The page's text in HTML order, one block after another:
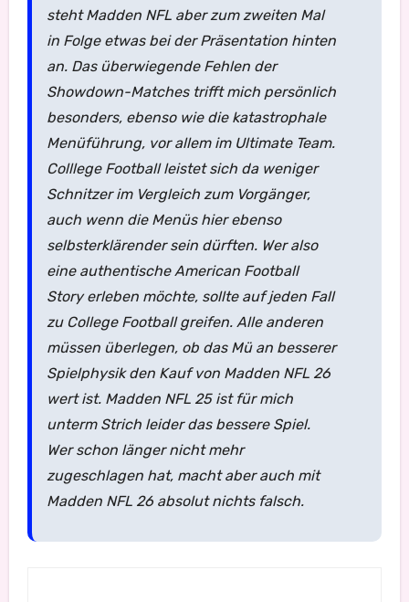
steht Madden NFL aber zum zweiten Mal
in Folge etwas bei der Präsentation hinten
an. Das überwiegende Fehlen der
Showdown-Matches trifft mich persönlich
besonders, ebenso wie die katastrophale
Menüführung, vor allem im Ultimate Team.
Colllege Football leistet sich da weniger
Schnitzer im Vergleich zum Vorgänger,
auch wenn die Menüs hier ebenso
selbsterklärender sein dürften. Wer also
eine authentische American Football
Story erleben möchte, sollte auf jeden Fall
zu College Football greifen. Alle anderen
müssen überlegen, ob das Mü an besserer
Spielphysik den Kauf von Madden NFL 26
wert ist. Madden NFL 25 ist für mich
unterm Strich leider das bessere Spiel.
Wer schon länger nicht mehr
zugeschlagen hat, macht aber auch mit
Madden NFL 26 absolut nichts falsch.